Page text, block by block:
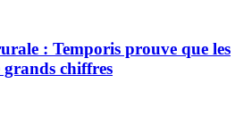
: Temporis prouve que les
grands chiffres